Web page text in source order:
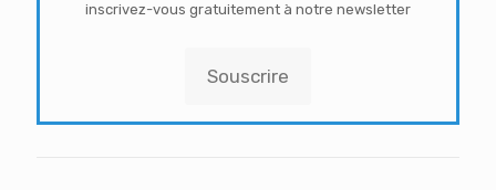
inscrivez-vous gratuitement à notre newsletter
Souscrire